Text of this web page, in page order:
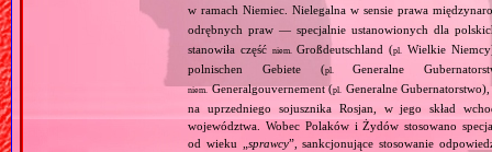
w ramach Niemiec. Nielegalna w sensie prawa
odrębnych praw — specjalnie ustanowionych dla
stanowiła część niem. Großdeutschland (pl. Wielkie
polnischen Gebiete (pl. Generalne
niem.Generalgouvernement (pl. Generalne
na uprzedniego sojusznika Rosjan, w jego skład
województwa. Wobec Polaków i Żydów stosowano
od wieku „ sprawcy”, sankcjonujące stosowanie